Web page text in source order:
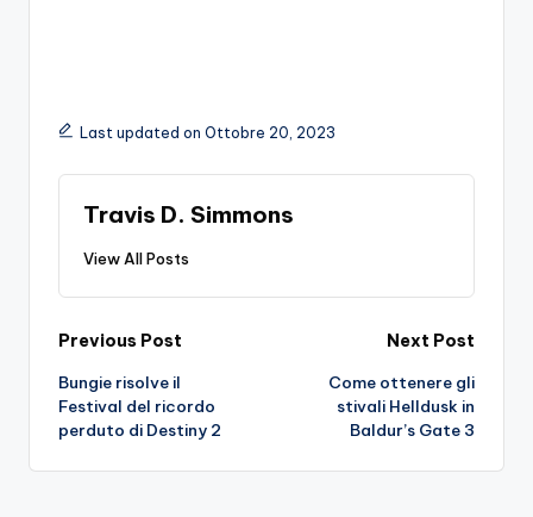
Last updated on Ottobre 20, 2023
Travis D. Simmons
View All Posts
Post
navigation
Previous Post
Bungie risolve il
Festival del ricordo
perduto di Destiny 2
Next Post
Come ottenere gli
stivali Helldusk in
Baldur’s Gate 3